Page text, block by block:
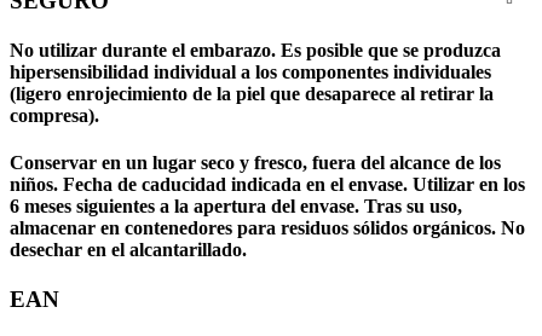
No utilizar durante el embarazo. Es posible que se produzca
hipersensibilidad individual a los componentes individuales
(ligero enrojecimiento de la piel que desaparece al retirar la
compresa).
Conservar en un lugar seco y fresco, fuera del alcance de los
niños. Fecha de caducidad indicada en el envase. Utilizar en los
6 meses siguientes a la apertura del envase. Tras su uso,
almacenar en contenedores para residuos sólidos orgánicos. No
desechar en el alcantarillado.
EAN